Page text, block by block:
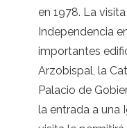
en 1978. La
Independencia
importantes
Arzobispal, la
Palacio de
la entrada a una